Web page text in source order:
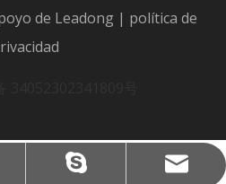
de Leadong| política de